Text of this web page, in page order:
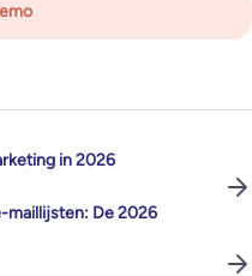
in 2026
maillijsten: De 2026